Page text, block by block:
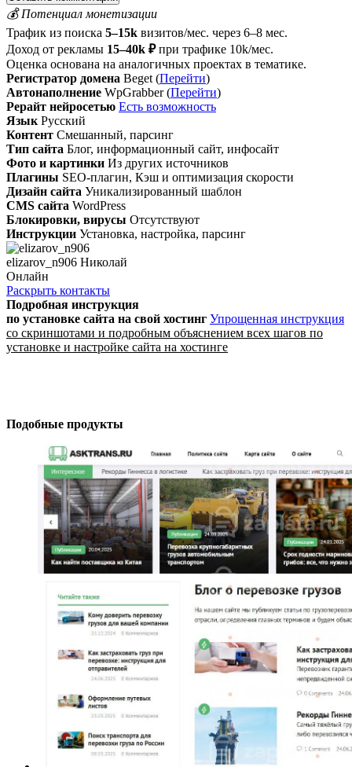
💰 Потенциал монетизации
Трафик из поиска 5–15k визитов/мес. через 6–8 мес.
Доход от рекламы 15–40k ₽ при трафике 10k/мес.
Оценка основана на аналогичных проектах в тематике.
Регистратор домена Beget (Перейти)
Автонаполнение WpGrabber (Перейти)
Рерайт нейросетью Есть возможность
Язык Русский
Контент Смешанный, парсинг
Тип сайта Блог, информационный сайт, инфосайт
Фото и картинки Из других источников
Плагины SEO-плагин, Кэш и оптимизация скорости
Дизайн сайта Уникализированный шаблон
CMS сайта WordPress
Блокировки, вирусы Отсутствуют
Инструкции Установка, настройка, парсинг
elizarov_n906 Николай
Онлайн
Раскрыть контакты
Подробная инструкция
по установке сайта на свой хостинг Упрощенная инструкция
со скриншотами и подробным объяснением всех шагов по
установке и настройке сайта на хостинге
Подобные продукты